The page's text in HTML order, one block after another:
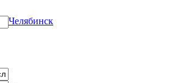
Челябинск